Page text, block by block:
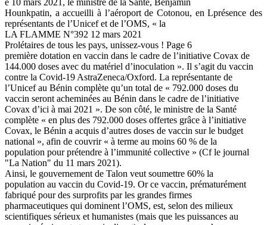
e 10 mars 2021, le ministre de la Santé, Benjamin
Hounkpatin, a accueilli à l’aéroport de Cotonou, en Lprésence des
représentants de l’Unicef et de l’OMS, « la
LA FLAMME N°392 12 mars 2021
Prolétaires de tous les pays, unissez-vous ! Page 6
première dotation en vaccin dans le cadre de l’initiative Covax de
144.000 doses avec du matériel d’inoculation ». Il s’agit du vaccin
contre la Covid-19 AstraZeneca/Oxford. La représentante de
l’Unicef au Bénin complète qu’un total de « 792.000 doses du
vaccin seront acheminées au Bénin dans le cadre de l’initiative
Covax d’ici à mai 2021 ». De son côté, le ministre de la Santé
complète « en plus des 792.000 doses offertes grâce à l’initiative
Covax, le Bénin a acquis d’autres doses de vaccin sur le budget
national », afin de couvrir « à terme au moins 60 % de la
population pour prétendre à l’immunité collective » (Cf le journal
"La Nation" du 11 mars 2021).
Ainsi, le gouvernement de Talon veut soumettre 60% la
population au vaccin du Covid-19. Or ce vaccin, prématurément
fabriqué pour des surprofits par les grandes firmes
pharmaceutiques qui dominent l’OMS, est, selon des milieux
scientifiques sérieux et humanistes (mais que les puissances au